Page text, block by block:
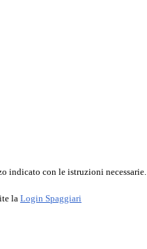
indicato con le istruzioni necessarie.
la Login Spaggiari